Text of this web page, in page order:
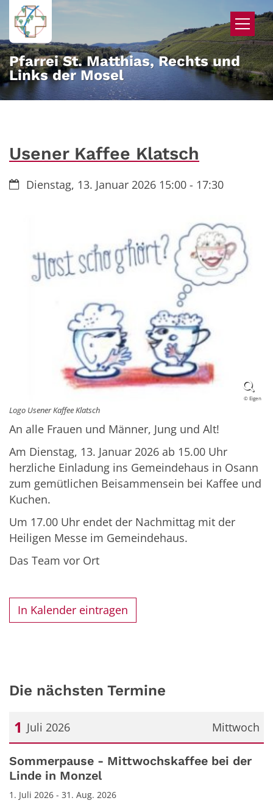
Zum Inhalt springen
Pfarrei St. Matthias, Rechts und
Links der Mosel
Usener Kaffee Klatsch
Datum:Dienstag, 13. Januar 2026 15:00 - 17:30
© Eigen
Logo Usener Kaffee Klatsch
An alle Frauen und Männer, Jung und Alt!
Am Dienstag, 13. Januar 2026 ab 15.00 Uhr
herzliche Einladung ins Gemeindehaus in Osann
zum gemütlichen Beisammensein bei Kaffee und
Kuchen.
Um 17.00 Uhr endet der Nachmittag mit der
Heiligen Messe im Gemeindehaus.
Das Team vor Ort
In Kalender eintragen
Die nächsten Termine
Mittwoch
1 Juli 2026
Datum: 1. Juli 2026
Sommerpause - Mittwochskaffee bei der
Linde in Monzel
1. Juli 2026 - 31. Aug. 2026